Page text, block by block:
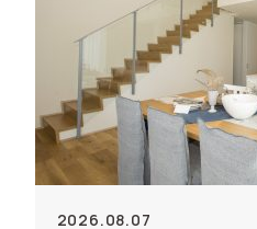
2026.08.07